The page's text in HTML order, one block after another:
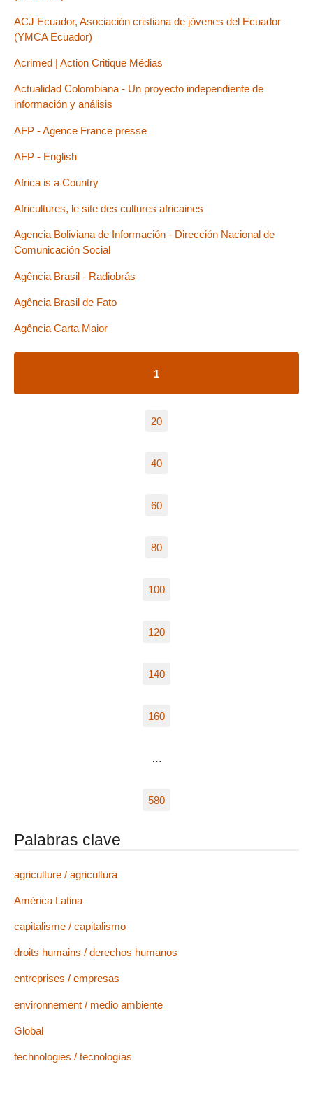
ACJ Ecuador, Asociación cristiana de jóvenes del Ecuador
(YMCA Ecuador)
Acrimed | Action Critique Médias
Actualidad Colombiana - Un proyecto independiente de
información y análisis
AFP - Agence France presse
AFP - English
Africa is a Country
Africultures, le site des cultures africaines
Agencia Boliviana de Información - Dirección Nacional de
Comunicación Social
Agência Brasil - Radiobrás
Agência Brasil de Fato
Agência Carta Maior
1
20
40
60
80
100
120
140
160
…
580
Palabras clave
agriculture / agricultura
América Latina
capitalisme / capitalismo
droits humains / derechos humanos
entreprises / empresas
environnement / medio ambiente
Global
technologies / tecnologías